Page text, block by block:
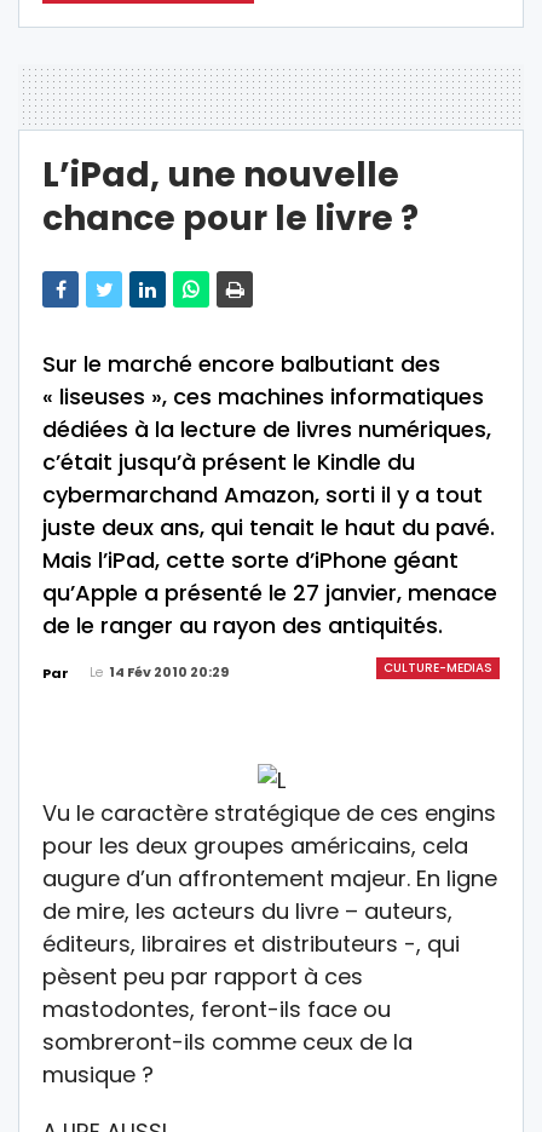
L’iPad, une nouvelle
chance pour le livre ?
Sur le marché encore balbutiant des
« liseuses », ces machines informatiques
dédiées à la lecture de livres numériques,
c’était jusqu’à présent le Kindle du
cybermarchand Amazon, sorti il y a tout
juste deux ans, qui tenait le haut du pavé.
Mais l’iPad, cette sorte d’iPhone géant
qu’Apple a présenté le 27 janvier, menace
de le ranger au rayon des antiquités.
CULTURE-MEDIAS
Par Le 14 Fév 2010 20:29
Vu le caractère stratégique de ces engins
pour les deux groupes américains, cela
augure d’un affrontement majeur. En ligne
de mire, les acteurs du livre – auteurs,
éditeurs, libraires et distributeurs -, qui
pèsent peu par rapport à ces
mastodontes, feront-ils face ou
sombreront-ils comme ceux de la
musique ?